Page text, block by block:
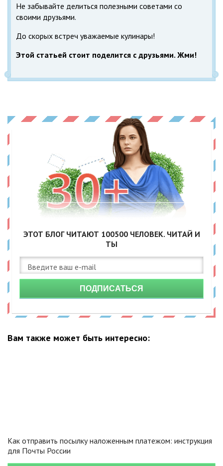
Не забывайте делиться полезными советами со
своими друзьями.
До скорых встреч уважаемые кулинары!
Этой статьей стоит поделится с друзьями. Жми!
ЭТОТ БЛОГ ЧИТАЮТ 100500ЧЕЛОВЕК. ЧИТАЙ И
ТЫ
ПОДПИСАТЬСЯ
Вам также может быть интересно:
Как отправить посылку наложенным платежом: инструкция
для Почты России